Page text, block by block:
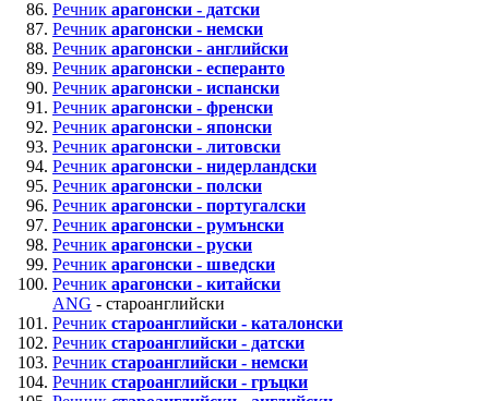
Речник арагонски - датски
Речник арагонски - немски
Речник арагонски - английски
Речник арагонски - есперанто
Речник арагонски - испански
Речник арагонски - френски
Речник арагонски - японски
Речник арагонски - литовски
Речник арагонски - нидерландски
Речник арагонски - полски
Речник арагонски - португалски
Речник арагонски - румънски
Речник арагонски - руски
Речник арагонски - шведски
Речник арагонски - китайски
ANG - староанглийски
Речник староанглийски - каталонски
Речник староанглийски - датски
Речник староанглийски - немски
Речник староанглийски - гръцки